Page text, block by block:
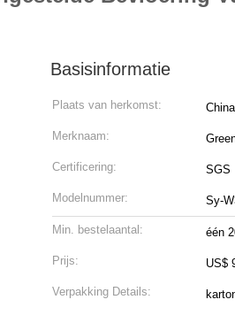
Basisinformatie
Plaats van herkomst: China
Merknaam:
Certificering: SGS
Modelnummer: Sy-
Min. bestelaantal: één
Prijs: US$
Verpakking Details: